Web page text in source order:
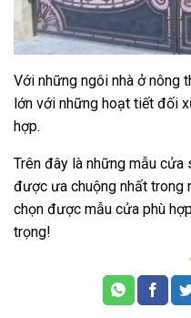
Với những ngôi nhà ở nông
lớn với những hoạt tiết đối
hợp.
Trên đây là những mẫu
được ưa chuộng nhất trong
chọn được mẫu cửa phù
trọng!